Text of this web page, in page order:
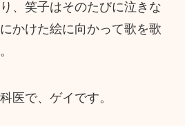
、笑子はそのたびに泣きな
かけた絵に向かって歌を歌
医で、ゲイです。